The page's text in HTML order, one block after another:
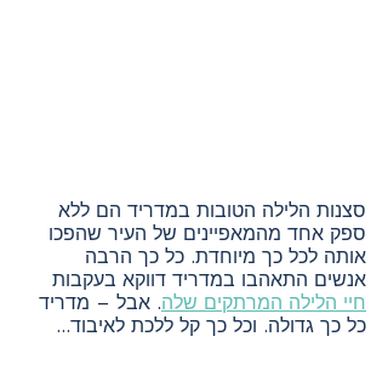
סצנות הלילה הטובות במדריד הם ללא
ספק אחד מהמאפיינים של העיר שהפכו
אותה לכל כך מיוחדת. כל כך הרבה
אנשים התאהבו במדריד דווקא בעקבות
חיי הלילה המרתקים שלה. אבל – מדריד
כל כך גדולה. וכל כך קל ללכת לאיבוד...